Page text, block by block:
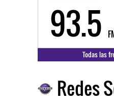
93.5
Todas las
Redes